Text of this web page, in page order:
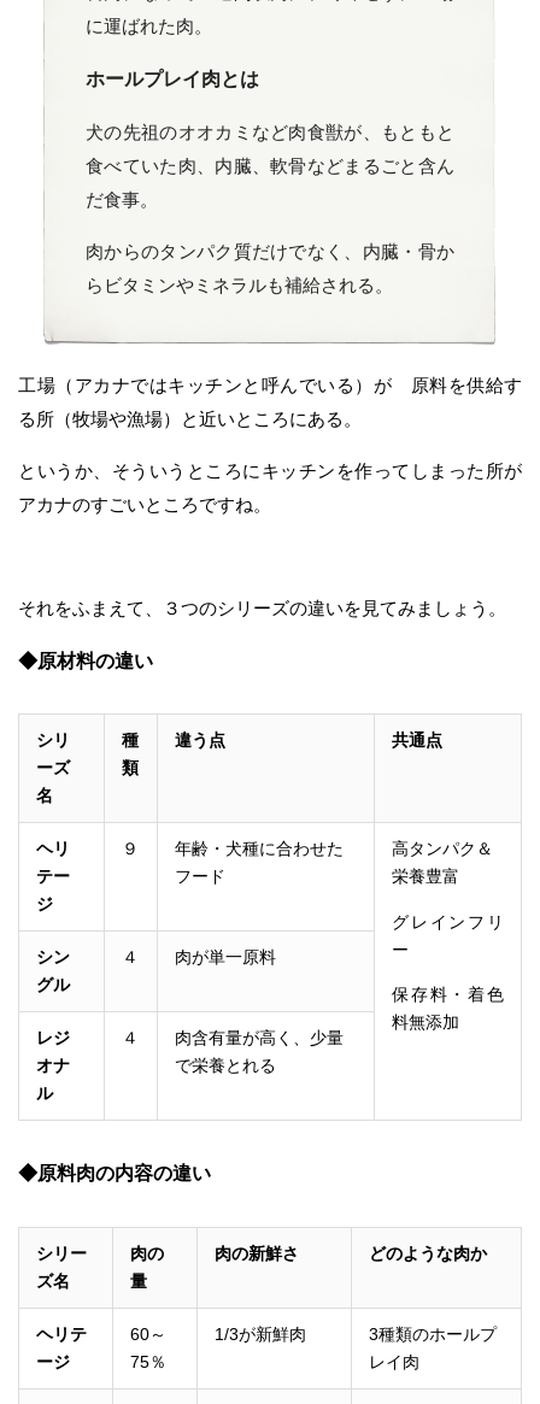
に運ばれた肉。
ホールプレイ肉とは
犬の先祖のオオカミなど肉食獣が、もともと
食べていた肉、内臓、軟骨などまるごと含ん
だ食事。
肉からのタンパク質だけでなく、内臓・骨か
らビタミンやミネラルも補給される。
工場（アカナではキッチンと呼んでいる）が 原料を供給す
る所（牧場や漁場）と近いところにある。
というか、そういうところにキッチンを作ってしまった所が
アカナのすごいところですね。
それをふまえて、３つのシリーズの違いを見てみましょう。
◆原材料の違い
シリ
ーズ
名
種
類
違う点 共通点
ヘリ
テー
ジ
９
年齢・犬種に合わせた
フード
高タンパク＆
栄養豊富
グレインフリ
ー
保存料・着色
料無添加
シン
グル
４ 肉が単一原料
レジ
オナ
ル
４
肉含有量が高く、少量
で栄養とれる
◆原料肉の内容の違い
シリー
ズ名
肉の
量
肉の新鮮さ どのような肉か
ヘリテ
ージ
60～
75％
1/3が新鮮肉
3種類のホールプ
レイ肉